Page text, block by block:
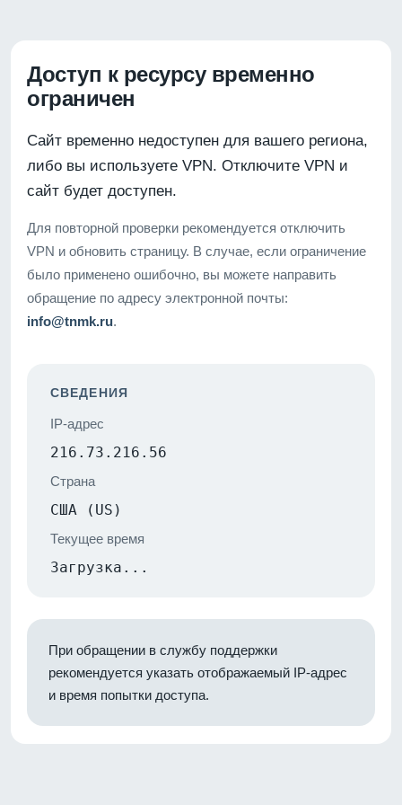
Доступ к ресурсу временно
ограничен
Сайт временно недоступен для вашего региона,
либо вы используете VPN. Отключите VPN и
сайт будет доступен.
Для повторной проверки рекомендуется отключить
VPN и обновить страницу. В случае, если ограничение
было применено ошибочно, вы можете направить
обращение по адресу электронной почты:
info@tnmk.ru.
СВЕДЕНИЯ
IP-адрес
216.73.216.56
Страна
США (US)
Текущее время
Загрузка...
При обращении в службу поддержки
рекомендуется указать отображаемый IP-адрес
и время попытки доступа.